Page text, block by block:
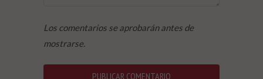
Los comentarios se aprobarán antes de
mostrarse.